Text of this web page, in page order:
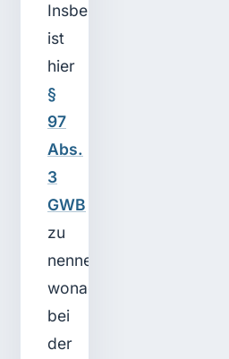
Insbesondere
ist
hier
§
97
Abs.
3
GWB
zu
nennen,
wonach
bei
der